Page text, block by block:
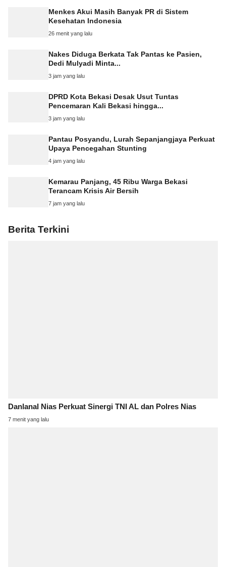
Menkes Akui Masih Banyak PR di Sistem
Kesehatan Indonesia
26 menit yang lalu
Nakes Diduga Berkata Tak Pantas ke Pasien,
Dedi Mulyadi Minta...
3 jam yang lalu
DPRD Kota Bekasi Desak Usut Tuntas
Pencemaran Kali Bekasi hingga...
3 jam yang lalu
Pantau Posyandu, Lurah Sepanjangjaya Perkuat
Upaya Pencegahan Stunting
4 jam yang lalu
Kemarau Panjang, 45 Ribu Warga Bekasi
Terancam Krisis Air Bersih
7 jam yang lalu
Berita Terkini
Danlanal Nias Perkuat Sinergi TNI AL dan Polres Nias
7 menit yang lalu